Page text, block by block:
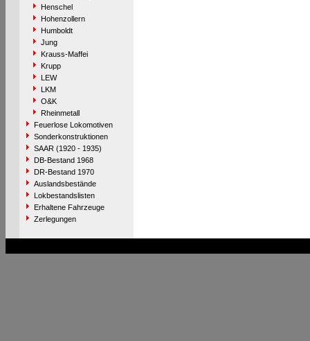
Henschel
Hohenzollern
Humboldt
Jung
Krauss-Maffei
Krupp
LEW
LKM
O&K
Rheinmetall
Feuerlose Lokomotiven
Sonderkonstruktionen
SAAR (1920 - 1935)
DB-Bestand 1968
DR-Bestand 1970
Auslandsbestände
Lokbestandslisten
Erhaltene Fahrzeuge
Zerlegungen